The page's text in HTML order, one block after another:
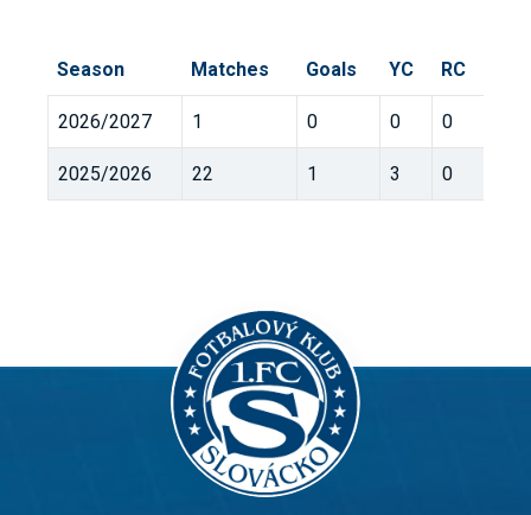
Season Matches Goals YC RC
2026/2027 1 0 0 0
2025/2026 22 1 3 0